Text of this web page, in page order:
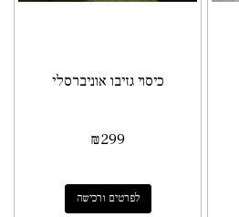
כיסוי גזיבו אוניברסלי
₪299
לפרטים ורכישה